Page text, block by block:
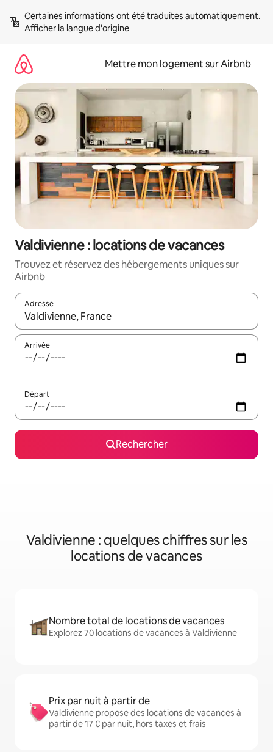
directement
Afficher la langue d'origine
Mettre mon logement sur Airbnb
Valdivienne : locations de vacances
Trouvez et réservez des hébergements uniques sur
Airbnb
Adresse
Lorsque les résultats s'affichent, utilisez les flèches vers le
Arrivée
Départ
Rechercher
Valdivienne : quelques chiffres sur les
locations de vacances
Nombre total de locations de vacances
Explorez 70 locations de vacances à Valdivienne
Prix par nuit à partir de
Valdivienne propose des locations de vacances à
partir de 17 € par nuit, hors taxes et frais